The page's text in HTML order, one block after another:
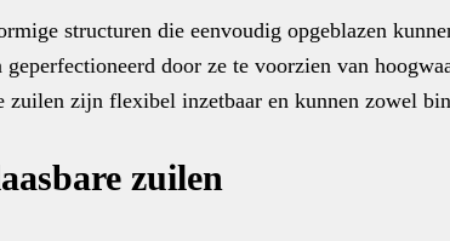
structuren die eenvoudig opgeblazen
door ze te voorzien van
zuilen zijn flexibel inzetbaar en kunnen zowel
zuilen